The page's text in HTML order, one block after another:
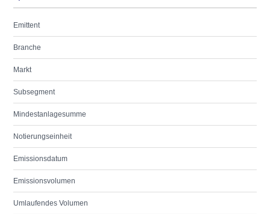
Emittent
Branche
Markt
Subsegment
Mindestanlagesumme
Notierungseinheit
Emissionsdatum
Emissionsvolumen
Umlaufendes Volumen